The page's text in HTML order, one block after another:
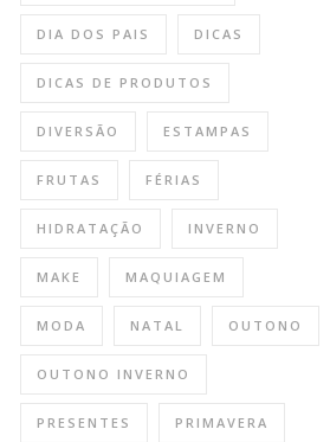
DIA DOS PAIS DICAS
DICAS DE PRODUTOS
DIVERSÃO ESTAMPAS
FRUTAS FÉRIAS
HIDRATAÇÃO INVERNO
MAKE MAQUIAGEM
MODA NATAL OUTONO
OUTONO INVERNO
PRESENTES PRIMAVERA